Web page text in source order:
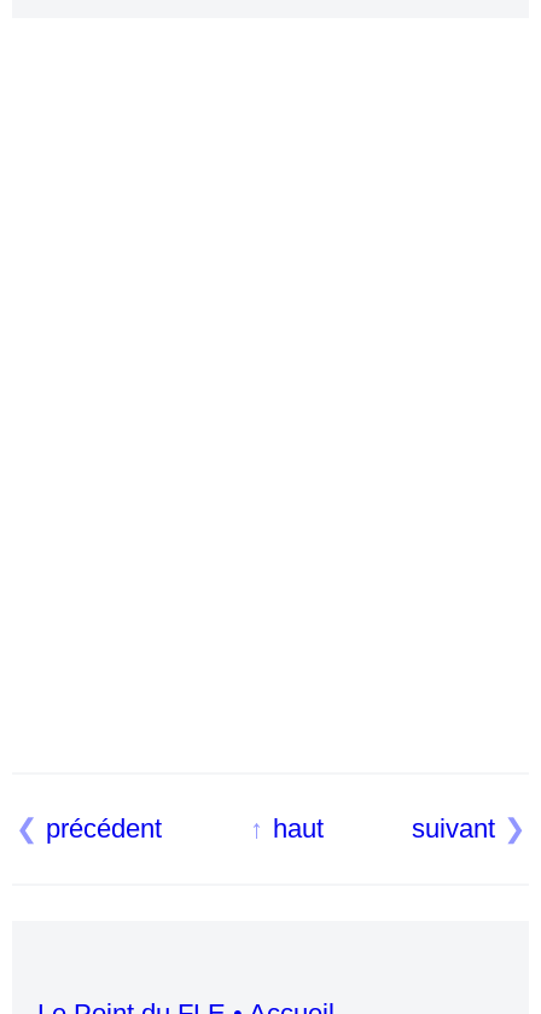
précédent haut suivant